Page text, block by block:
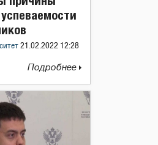
21.02.2022 12:28
Подробнее